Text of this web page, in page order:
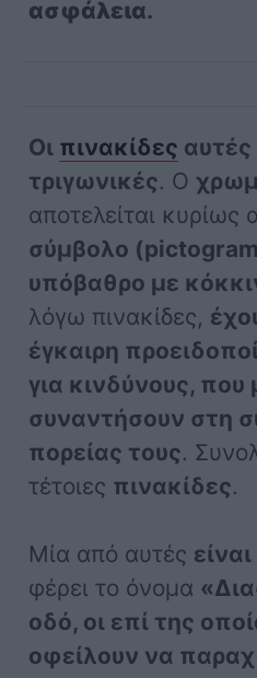
ασφάλεια.
Οι πινακίδες αυτές
τριγωνικές. Ο
αποτελείται κυρίως
σύμβολο
υπόβαθρο με
λόγω πινακίδες,
έγκαιρη
για κινδύνους, που
συναντήσουν στη
πορείας τους.
τέτοιες πινακίδες.
Μία από αυτές
φέρει το όνομα
οδό, οι επί της
οφείλουν να